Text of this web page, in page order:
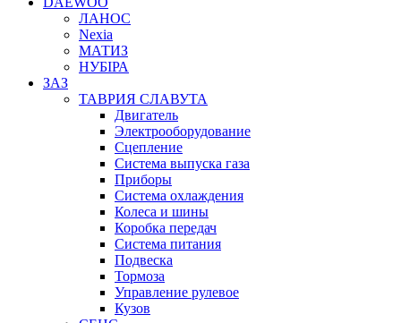
ЛАНОС
Nexia
МАТИЗ
НУБІРА
ЗАЗ
ТАВРИЯ СЛАВУТА
Двигатель
Электрооборудование
Сцепление
Система выпуска газа
Приборы
Система охлаждения
Колеса и шины
Коробка передач
Система питания
Подвеска
Тормоза
Управление рулевое
Кузов